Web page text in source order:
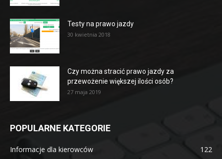
Testy na prawo jazdy
30 kwietnia 2018
Czy można stracić prawo jazdy za
przewożenie większej ilości osób?
27 maja 2019
POPULARNE KATEGORIE
Informacje dla kierowców
122